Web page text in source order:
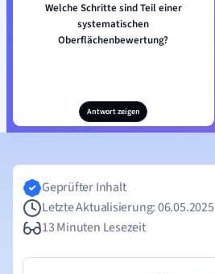
Welche Schritte sind Teil einer
systematischen
Oberflächenbewertung?
Antwort zeigen
Geprüfter Inhalt
Letzte Aktualisierung: 06.05.2025
13 Minuten Lesezeit